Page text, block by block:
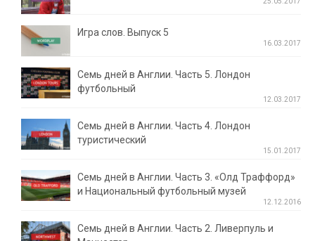
Игра слов. Выпуск 5
16.03.2017
Семь дней в Англии. Часть 5. Лондон
футбольный
12.03.2017
Семь дней в Англии. Часть 4. Лондон
туристический
15.01.2017
Семь дней в Англии. Часть 3. «Олд Траффорд»
и Национальный футбольный музей
12.12.2016
Семь дней в Англии. Часть 2. Ливерпуль и